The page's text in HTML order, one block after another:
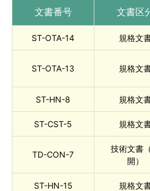
文書番号
文書区
ST-OTA-14 規格文
ST-OTA-13 規格文
ST-HN-8 規格文
ST-CST-5 規格文
TD-CON-7
技術文書
開）
ST-HN-15 規格文